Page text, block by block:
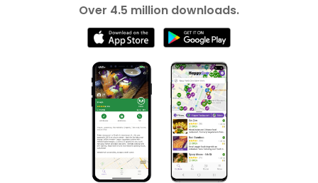
Over 4.5 million downloads.